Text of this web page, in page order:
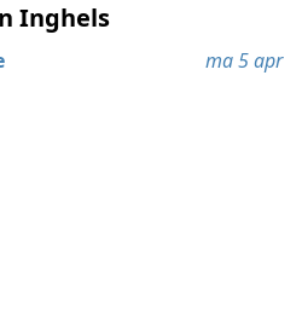
Inghels
ma 5 apr